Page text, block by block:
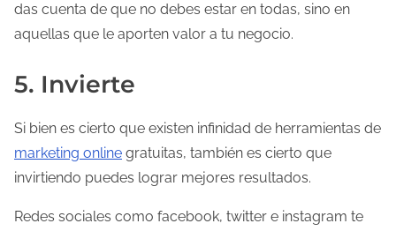
das cuenta de que no debes estar en todas, sino en
aquellas que le aporten valor a tu negocio.
5. Invierte
Si bien es cierto que existen infinidad de herramientas de
marketing online gratuitas, también es cierto que
invirtiendo puedes lograr mejores resultados.
Redes sociales como facebook, twitter e instagram te